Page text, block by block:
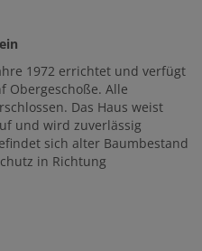
1972 errichtet und verfügt
Obergeschoße. Alle
Das Haus weist
und wird zuverlässig
sich alter Baumbestand
in Richtung